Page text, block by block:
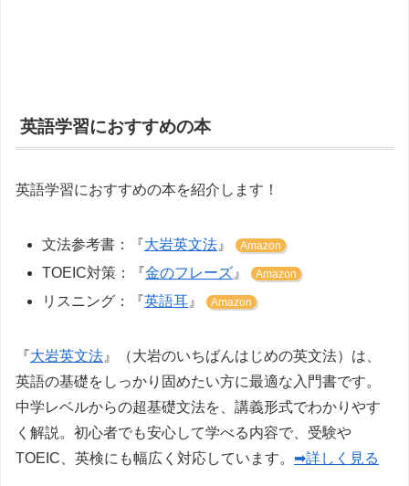
英語学習におすすめの本
英語学習におすすめの本を紹介します！
文法参考書：『大岩英文法 』 Amazon
TOEIC対策：『金のフレーズ 』 Amazon
リスニング：『英語耳 』 Amazon
『大岩英文法 』（大岩のいちばんはじめの英文法）は、
英語の基礎をしっかり固めたい方に最適な入門書です。
中学レベルからの超基礎文法を、講義形式でわかりやす
く解説。初心者でも安心して学べる内容で、受験や
TOEIC、英検にも幅広く対応しています。 ➡詳しく見る